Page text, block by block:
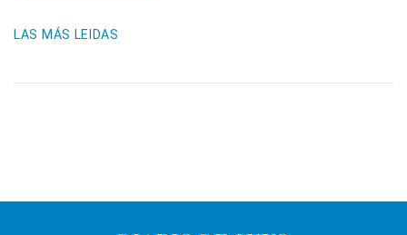
LAS MÁS LEIDAS